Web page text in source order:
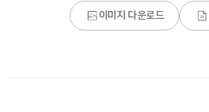
이미지 다운로드